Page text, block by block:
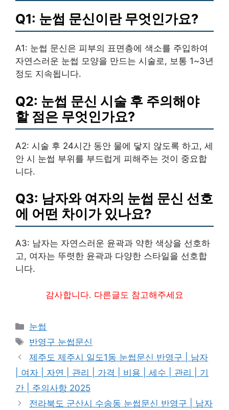
Q1: 눈썹 문신이란 무엇인가요?
A1: 눈썹 문신은 피부의 표면층에 색소를 주입하여
자연스러운 눈썹 모양을 만드는 시술로, 보통 1~3년
정도 지속됩니다.
Q2: 눈썹 문신 시술 후 주의해야
할 점은 무엇인가요?
A2: 시술 후 24시간 동안 물에 닿지 않도록 하고, 세
안 시 눈썹 부위를 부드럽게 피해주는 것이 중요합
니다.
Q3: 남자와 여자의 눈썹 문신 선호
에 어떤 차이가 있나요?
A3: 남자는 자연스러운 윤곽과 약한 색상을 선호하
고, 여자는 뚜렷한 윤곽과 다양한 스타일을 선호합
니다.
감사합니다. 다른글도 참고해주세요
카
테
리
눈썹
태
그
반영구 눈썹문신
제주도 제주시 일도1동 눈썹문신 반영구 | 남자
| 여자 | 자연 | 관리 | 가격 | 비용 | 세수 | 관리 | 기
간 | 주의사항 2025
전라북도 군산시 수송동 눈썹문신 반영구 | 남자